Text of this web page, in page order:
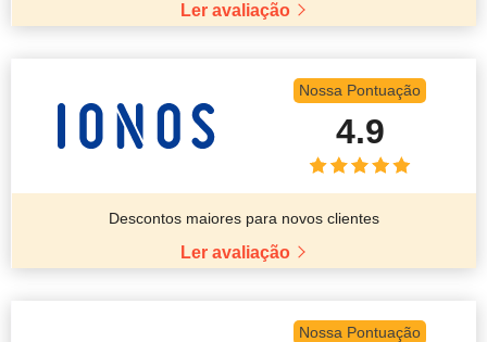
Ler avaliação
Nossa Pontuação
4.9
Descontos maiores para novos clientes
Ler avaliação
Nossa Pontuação